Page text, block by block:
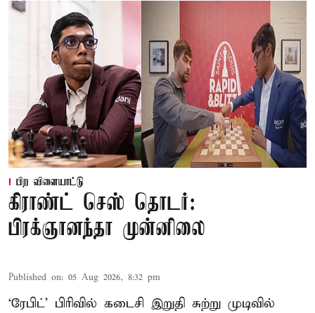
பிற விளையாட்டு
கிராண்ட் செஸ் தொடர்:
பிரக்ஞானந்தா முன்னிலை
Published on: 05 Aug 2026, 8:32 pm
‘ரேபிட்’ பிரிவில் கடைசி இறுதி சுற்று முடிவில்